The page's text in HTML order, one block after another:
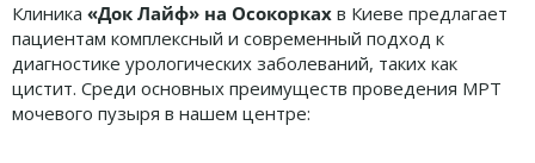
Клиника «Док Лайф» на Осокорках в Киеве предлагает
пациентам комплексный и современный подход к
диагностике урологических заболеваний, таких как
цистит. Среди основных преимуществ проведения МРТ
мочевого пузыря в нашем центре: